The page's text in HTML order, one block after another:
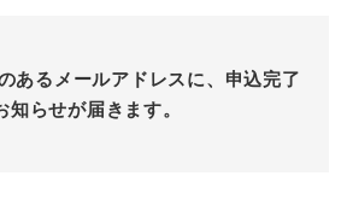
あるメールアドレスに、申込完了
知らせが届きます。